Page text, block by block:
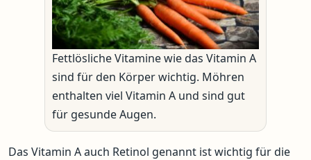
Fettlösliche Vitamine wie das Vitamin A
sind für den Körper wichtig. Möhren
enthalten viel Vitamin A und sind gut
für gesunde Augen.
Das Vitamin A auch Retinol genannt ist wichtig für die